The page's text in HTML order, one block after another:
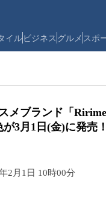
イルビジネス グルメ スポ
メブランド「
3月1日(金)に発売！
2月1日 10時00分